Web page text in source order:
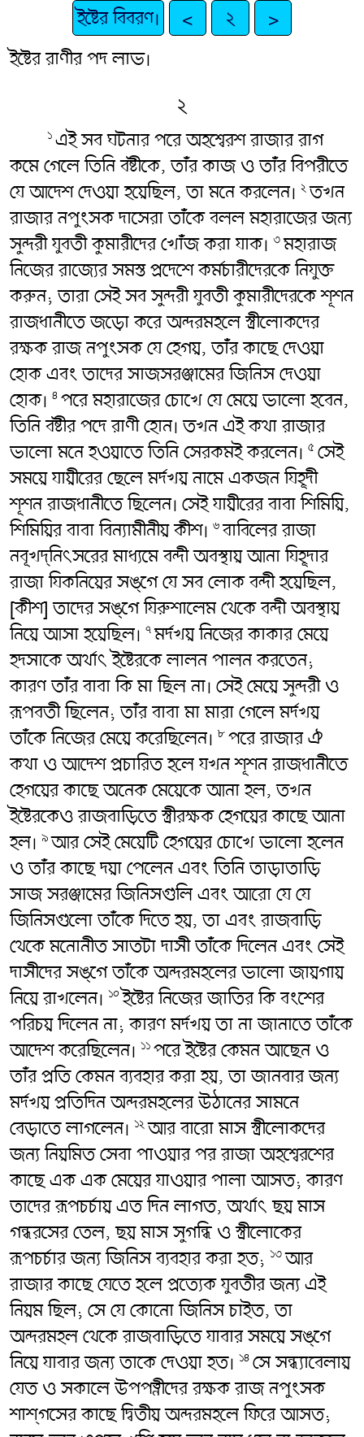
ইষ্টের বিবরণ। < ২
>
ইষ্টের রাণীর পদ লাভ।
২
১ এই সব ঘটনার পরে অহশ্বেরশ রাজার রাগ
কমে গেলে তিনি বষ্টীকে, তাঁর কাজ ও তাঁর বিপরীতে
যে আদেশ দেওয়া হয়েছিল, তা মনে করলেন। ২তখন
রাজার নপুংসক দাসেরা তাঁকে বলল মহারাজের জন্য
সুন্দরী যুবতী কুমারীদের খোঁজ করা যাক। ৩মহারাজ
নিজের রাজ্যের সমস্ত প্রদেশে কর্মচারীদেরকে নিযুক্ত
করুন; তারা সেই সব সুন্দরী যুবতী কুমারীদেরকে শূশন
রাজধানীতে জড়ো করে অন্দরমহলে স্ত্রীলোকদের
রক্ষক রাজ নপুংসক যে হেগয়, তাঁর কাছে দেওয়া
হোক এবং তাদের সাজসরঞ্জামের জিনিস দেওয়া
হোক। ৪ পরে মহারাজের চোখে যে মেয়ে ভালো হবেন,
তিনি বষ্টীর পদে রাণী হোন। তখন এই কথা রাজার
ভালো মনে হওয়াতে তিনি সেরকমই করলেন। ৫ সেই
সময়ে যায়ীরের ছেলে মর্দখয় নামে একজন যিহূদী
শূশন রাজধানীতে ছিলেন। সেই যায়ীরের বাবা শিমিয়ি,
শিমিয়ির বাবা বিন্যামীনীয় কীশ। ৬বাবিলের রাজা
নবূখদ্‌নিৎসরের মাধ্যমে বন্দী অবস্থায় আনা যিহূদার
রাজা যিকনিয়ের সঙ্গে যে সব লোক বন্দী হয়েছিল,
[কীশ] তাদের সঙ্গে যিরুশালেম থেকে বন্দী অবস্থায়
নিয়ে আসা হয়েছিল। ৭মর্দখয় নিজের কাকার মেয়ে
হদসাকে অর্থাৎ ইষ্টেরকে লালন পালন করতেন;
কারণ তাঁর বাবা কি মা ছিল না। সেই মেয়ে সুন্দরী ও
রূপবতী ছিলেন; তাঁর বাবা মা মারা গেলে মর্দখয়
তাঁকে নিজের মেয়ে করেছিলেন। ৮ পরে রাজার ঐ
কথা ও আদেশ প্রচারিত হলে যখন শূশন রাজধানীতে
হেগয়ের কাছে অনেক মেয়েকে আনা হল, তখন
ইষ্টেরকেও রাজবাড়িতে স্ত্রীরক্ষক হেগয়ের কাছে আনা
হল। ৯আর সেই মেয়েটি হেগয়ের চোখে ভালো হলেন
ও তাঁর কাছে দয়া পেলেন এবং তিনি তাড়াতাড়ি
সাজ সরঞ্জামের জিনিসগুলি এবং আরো যে যে
জিনিসগুলো তাঁকে দিতে হয়, তা এবং রাজবাড়ি
থেকে মনোনীত সাতটা দাসী তাঁকে দিলেন এবং সেই
দাসীদের সঙ্গে তাঁকে অন্দরমহলের ভালো জায়গায়
নিয়ে রাখলেন। ১০ইষ্টের নিজের জাতির কি বংশের
পরিচয় দিলেন না; কারণ মর্দখয় তা না জানাতে তাঁকে
আদেশ করেছিলেন। ১১ পরে ইষ্টের কেমন আছেন ও
তাঁর প্রতি কেমন ব্যবহার করা হয়, তা জানবার জন্য
মর্দখয় প্রতিদিন অন্দরমহলের উঠানের সামনে
বেড়াতে লাগলেন। ১২আর বারো মাস স্ত্রীলোকদের
জন্য নিয়মিত সেবা পাওয়ার পর রাজা অহশ্বেরশের
কাছে এক এক মেয়ের যাওয়ার পালা আসত; কারণ
তাদের রূপচর্চায় এত দিন লাগত, অর্থাৎ ছয় মাস
গন্ধরসের তেল, ছয় মাস সুগন্ধি ও স্ত্রীলোকের
রূপচর্চার জন্য জিনিস ব্যবহার করা হত; ১৩আর
রাজার কাছে যেতে হলে প্রত্যেক যুবতীর জন্য এই
নিয়ম ছিল; সে যে কোনো জিনিস চাইত, তা
অন্দরমহল থেকে রাজবাড়িতে যাবার সময়ে সঙ্গে
নিয়ে যাবার জন্য তাকে দেওয়া হত। ১৪ সে সন্ধ্যাবেলায়
যেত ও সকালে উপপত্নীদের রক্ষক রাজ নপুংসক
শাশ্‌গসের কাছে দ্বিতীয় অন্দরমহলে ফিরে আসত;